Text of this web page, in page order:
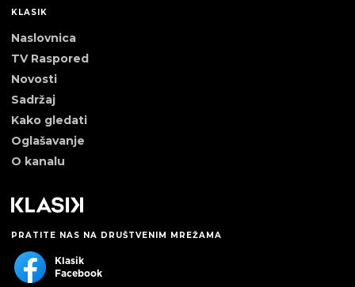
KLASIK
Naslovnica
TV Raspored
Novosti
Sadržaj
Kako gledati
Oglašavanje
O kanalu
PRATITE NAS NA DRUŠTVENIM MREŽAMA
Klasik
Facebook